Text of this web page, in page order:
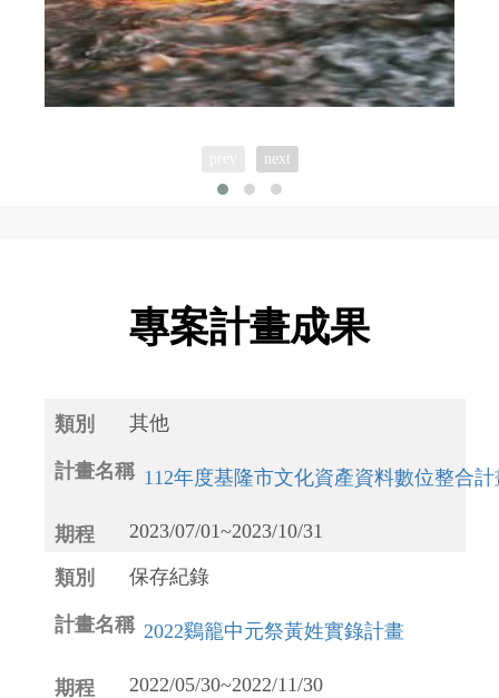
next
專案計畫成果
其他
112年度基隆市文化資產資料數位整合計
2023/07/01~2023/10/31
保存紀錄
2022鷄籠中元祭黃姓實錄計畫
2022/05/30~2022/11/30